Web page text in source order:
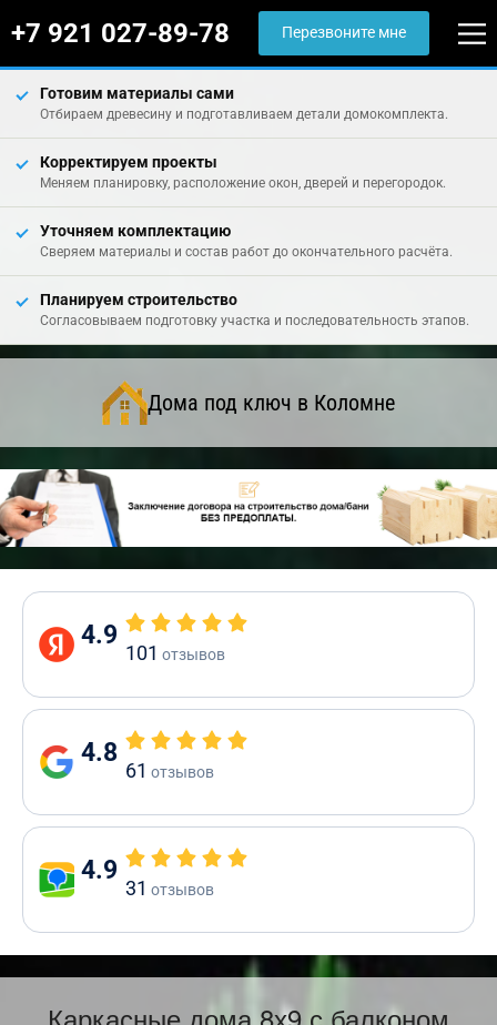
+7 921 027-89-78 Перезвоните мне
Готовим материалы сами
Отбираем древесину и подготавливаем детали домокомплекта.
Корректируем проекты
Меняем планировку, расположение окон, дверей и перегородок.
Уточняем комплектацию
Сверяем материалы и состав работ до окончательного расчёта.
Планируем строительство
Согласовываем подготовку участка и последовательность этапов.
Дома под ключ в Коломне
4.9
101 отзывов
4.8
61 отзывов
4.9
31 отзывов